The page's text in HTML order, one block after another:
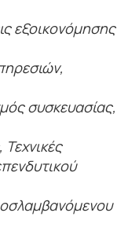
εξοικονόμησης
συσκευασίας,